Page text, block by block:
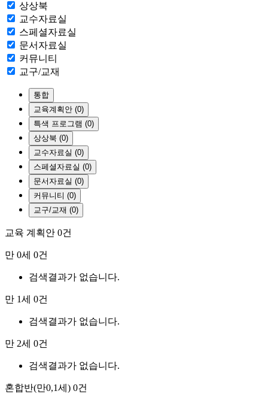
상상북
교수자료실
스페셜자료실
문서자료실
커뮤니티
교구/교재
통합
교육계획안 (0)
특색 프로그램 (0)
상상북 (0)
교수자료실 (0)
스페셜자료실 (0)
문서자료실 (0)
커뮤니티 (0)
교구/교재 (0)
교육 계획안 0건
만 0세 0건
검색결과가 없습니다.
만 1세 0건
검색결과가 없습니다.
만 2세 0건
검색결과가 없습니다.
혼합반(만0,1세) 0건